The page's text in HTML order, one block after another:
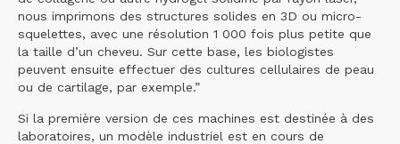
nous imprimons des structures solides en 3D ou micro-
squelettes, avec une résolution 1 000 fois plus petite que
la taille d’un cheveu. Sur cette base, les biologistes
peuvent ensuite effectuer des cultures cellulaires de peau
ou de cartilage, par exemple.”
Si la première version de ces machines est destinée à des
laboratoires, un modèle industriel est en cours de